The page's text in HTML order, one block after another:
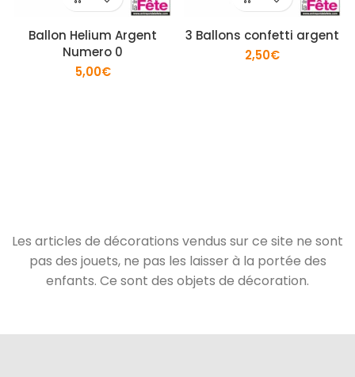
Ballon Helium Argent
Numero 0
5,00€
3 Ballons confetti argent
2,50€
Les articles de décorations vendus sur ce site ne sont
pas des jouets, ne pas les laisser à la portée des
enfants. Ce sont des objets de décoration.